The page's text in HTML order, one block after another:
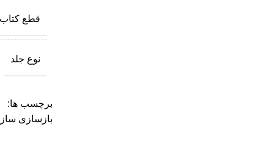
قطع کتاب
نوع جلد
برچسب ها:
بازسازی